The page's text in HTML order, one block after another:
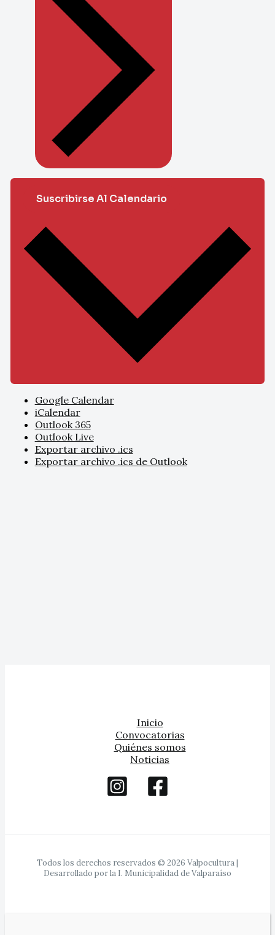
Suscribirse Al Calendario
Google Calendar
iCalendar
Outlook 365
Outlook Live
Exportar archivo .ics
Exportar archivo .ics de Outlook
Inicio
Convocatorias
Quiénes somos
Noticias
Todos los derechos reservados © 2026 Valpocultura |
Desarrollado por la I. Municipalidad de Valparaíso